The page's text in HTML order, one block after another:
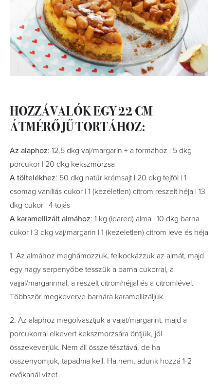
HOZZÁVALÓK EGY 22 CM
ÁTMÉRŐJŰ TORTÁHOZ:
Az alaphoz: 12,5 dkg vaj/margarin + a formához | 5 dkg
porcukor | 20 dkg kekszmorzsa
A töltelékhez: 50 dkg natúr krémsajt | 20 dkg tejföl | 1
csomag vaníliás cukor | 1 (kezeletlen) citrom reszelt héja | 13
dkg cukor | 4 tojás
A karamellizált almához: 1 kg (idared) alma | 10 dkg barna
cukor | 3 dkg vaj/margarin | 1 (kezeletlen) citrom leve és héja
1. Az almához meghámozzuk, felkockázzuk az almát, majd
egy nagy serpenyőbe tesszük a barna cukorral, a
vajjal/margarinnal, a reszelt citromhéjjal és a citromlével.
Többször megkeverve barnára karamellizáljuk.
2. Az alaphoz megolvasztjuk a vajat/margarint, majd a
porcukorral elkevert kekszmorzsára öntjük, jól
összekeverjük. Nem áll össze tésztává, de ha
összenyomjuk, tapadnia kell. Ha nem, adunk hozzá 1-2
evőkanál vizet.